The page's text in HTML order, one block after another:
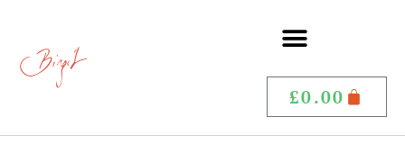
£0.00